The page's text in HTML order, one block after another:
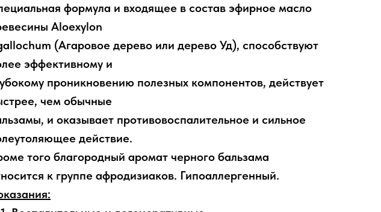
формула и входящее в состав эфирное масло
Aloexylon
(Агаровое дерево или дерево Уд), способствуют
эффективному и
проникновению полезных компонентов, действует
чем обычные
и оказывает противовоспалительное и сильное
действие.
того благородный аромат черного бальзама
к группе афродизиаков. Гипоаллергенный.